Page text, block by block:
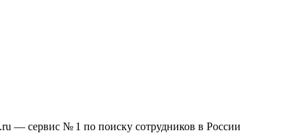
— сервис № 1 по поиску сотрудников в России